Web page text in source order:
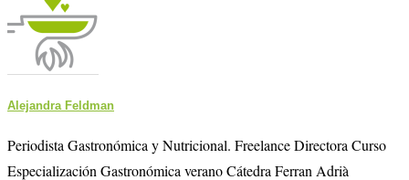
Alejandra Feldman
Periodista Gastronómica y Nutricional. Freelance Directora Curso
Especialización Gastronómica verano Cátedra Ferran Adrià